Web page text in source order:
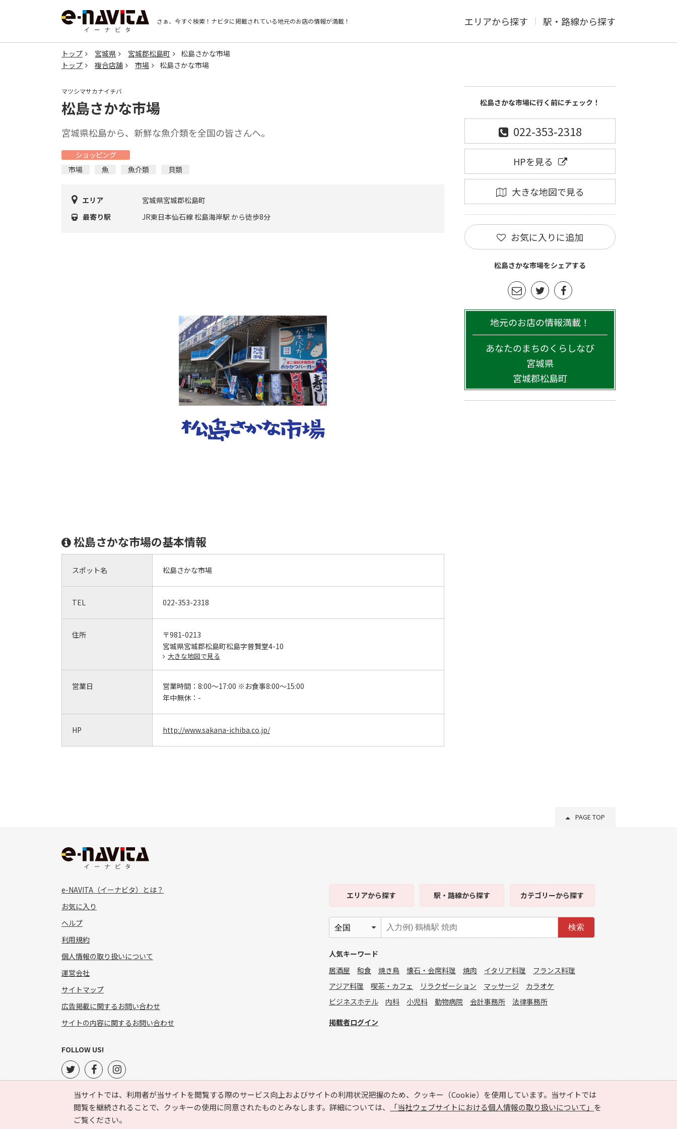
さぁ、今すぐ検索！ ナビタに掲載されている地元のお店の情報が満載！ エリアから探す 駅・路線から探す
トップ 宮城県 宮城郡松島町
松島さかな市場
トップ
複合店舗 市場 松島さかな市場
マツシマサカナイチバ
松島さかな市場
宮城県松島から、新鮮な魚介類を全国の皆さんへ。
ショッピング
市場
魚 魚介類 貝類
エリア
宮城県宮城郡松島町
最寄り駅
JR東日本仙石線 松島海岸駅 から徒歩8分
松島さかな市場の基本情報
スポット名 松島さかな市場
TEL 022-353-2318
住所
〒981-0213
宮城県宮城郡松島町松島字普賢堂4-10
大きな地図で見る
営業日 営業時間： 8:00～17:00 ※お食事8:00～15:00
年中無休： -
HP http://www.sakana-ichiba.co.jp/
松島さかな市場に行く前にチェック！
022-353-2318
HPを見る
大きな地図で見る
お気に入りに追加
松島さかな市場をシェアする
地元のお店の情報満載！
あなたのまちのくらしなび
宮城県
宮城郡松島町
PAGE TOP
当サイトでは、利用者が当サイトを閲覧する際のサービス向上およびサイトの利用状況把握のため、クッキー（Cookie）を使用しています。当サイトでは
閲覧を継続されることで、クッキーの使用に同意されたものとみなします。詳細については、
「当社ウェブサイトにおける個人情報の取り扱いについて」 を
ご覧ください。
e-NAVITA（イーナビタ）とは？
お気に入り
ヘルプ
利用規約
個人情報の取り扱いについて
運営会社
サイトマップ
広告掲載に関するお問い合わせ
サイトの内容に関するお問い合わせ
エリアから探す 駅・路線から探す カテゴリーから探す
検索
人気キーワード
居酒屋
和食 焼き鳥 懐石・会席料理 焼肉 イタリア料理
フランス料理
アジア料理
喫茶・カフェ リラクゼーション マッサージ
カラオケ
ビジネスホテル
内科 小児科 動物病院 会計事務所 法律事務所
掲載者ログイン
FOLLOW US!
Copyright © HYOJITO.Co.,Ltd. All Rights Reserved.